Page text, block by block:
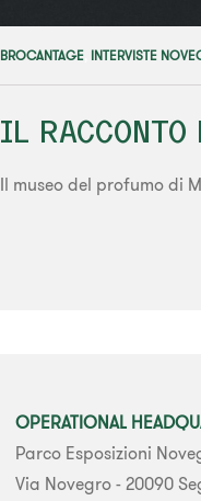
BROCANTAGE, INTERVISTE
IL RACCONTO
Il museo del profumo di
OPERATIONAL
Parco Esposizioni
Via Novegro - 20090